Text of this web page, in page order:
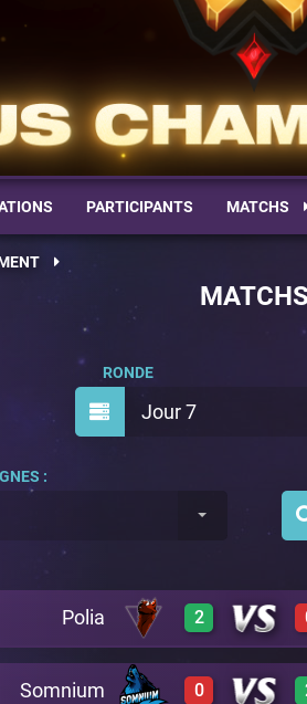
PARTICIPANTS MATCHS
Jour 7
RONDE
:
Polia 2
3 A26
Somnium 0